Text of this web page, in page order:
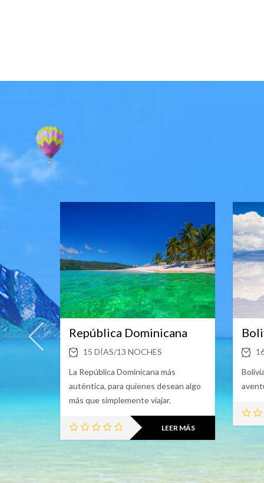
República Dominicana
15 DÍAS/13 NOCHES
La República Dominicana más
auténtica, para quienes desean algo
más que simplemente viajar.
LEER MÁS